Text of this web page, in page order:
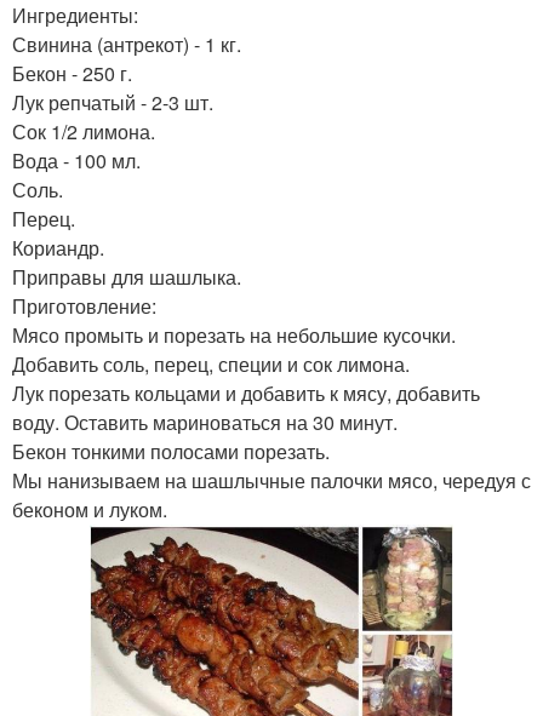
Ингредиенты:
Свинина (антрекот) - 1 кг.
Бекон - 250 г.
Лук репчатый - 2-3 шт.
Сок 1/2 лимона.
Вода - 100 мл.
Соль.
Перец.
Кориандр.
Приправы для шашлыка.
Приготовление:
Мясо промыть и порезать на небольшие кусочки.
Добавить соль, перец, специи и сок лимона.
Лук порезать кольцами и добавить к мясу, добавить
воду. Оставить мариноваться на 30 минут.
Бекон тонкими полосами порезать.
Мы нанизываем на шашлычные палочки мясо, чередуя с
беконом и луком.